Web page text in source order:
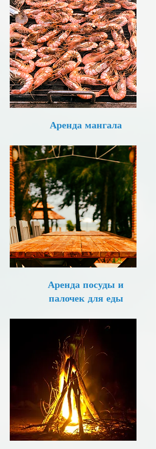
Аренда мангала
Аренда посуды и
палочек для еды